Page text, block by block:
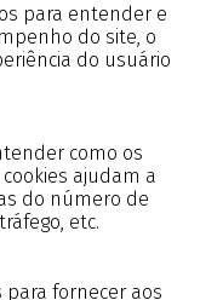
para entender e
do site, o
do usuário
como os
ajudam a
do número de
etc.
para fornecer aos